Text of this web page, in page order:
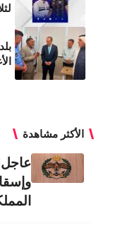
الأكثر مشاهدة